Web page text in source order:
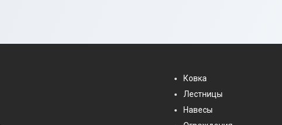
Ковка
Лестницы
Навесы